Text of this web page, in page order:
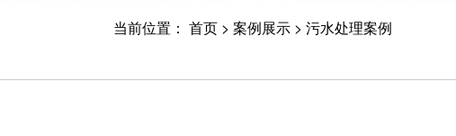
当前位置： 首页> 案例展示> 污水处理案例